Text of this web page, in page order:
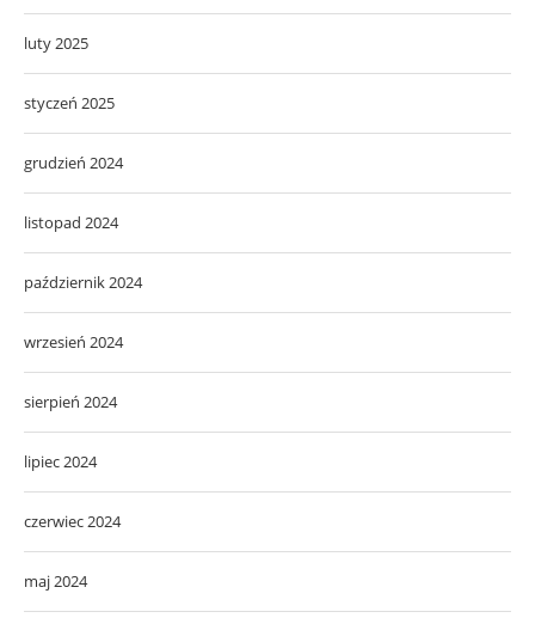
luty 2025
styczeń 2025
grudzień 2024
listopad 2024
październik 2024
wrzesień 2024
sierpień 2024
lipiec 2024
czerwiec 2024
maj 2024